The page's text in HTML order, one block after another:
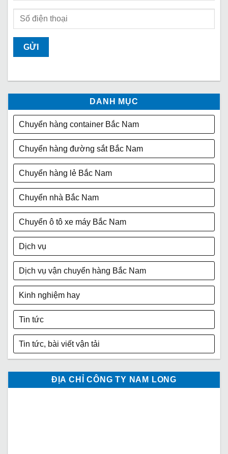
DANH MỤC
Chuyển hàng container Bắc Nam
Chuyển hàng đường sắt Bắc Nam
Chuyển hàng lẻ Bắc Nam
Chuyển nhà Bắc Nam
Chuyển ô tô xe máy Bắc Nam
Dịch vụ
Dịch vụ vận chuyển hàng Bắc Nam
Kinh nghiệm hay
Tin tức
Tin tức, bài viết vận tải
ĐỊA CHỈ CÔNG TY NAM LONG